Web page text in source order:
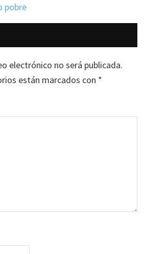
pobre
electrónico no será publicada.
están marcados con *